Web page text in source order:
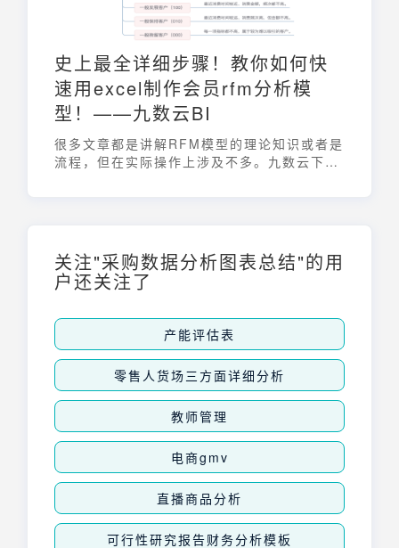
史上最全详细步骤！教你如何快
速用excel制作会员rfm分析模
型！——九数云BI
很多文章都是讲解RFM模型的理论知识或者是
流程，但在实际操作上涉及不多。九数云下面
关注"采购数据分析图表总结"的用
户还关注了
产能评估表
零售人货场三方面详细分析
教师管理
电商gmv
直播商品分析
可行性研究报告财务分析模板